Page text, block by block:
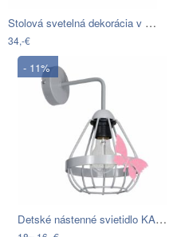
Stolová svetelná dekorácia v tvare aura…
34,-€
- 11%
Detské nástenné svietidlo KAGO 1xE27…